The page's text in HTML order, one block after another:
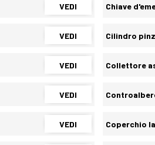
VEDI Chiave
VEDI Cilindro
VEDI Collettore
VEDI
VEDI Coperchio